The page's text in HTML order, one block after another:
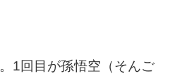
1回目が孫悟空（そんご